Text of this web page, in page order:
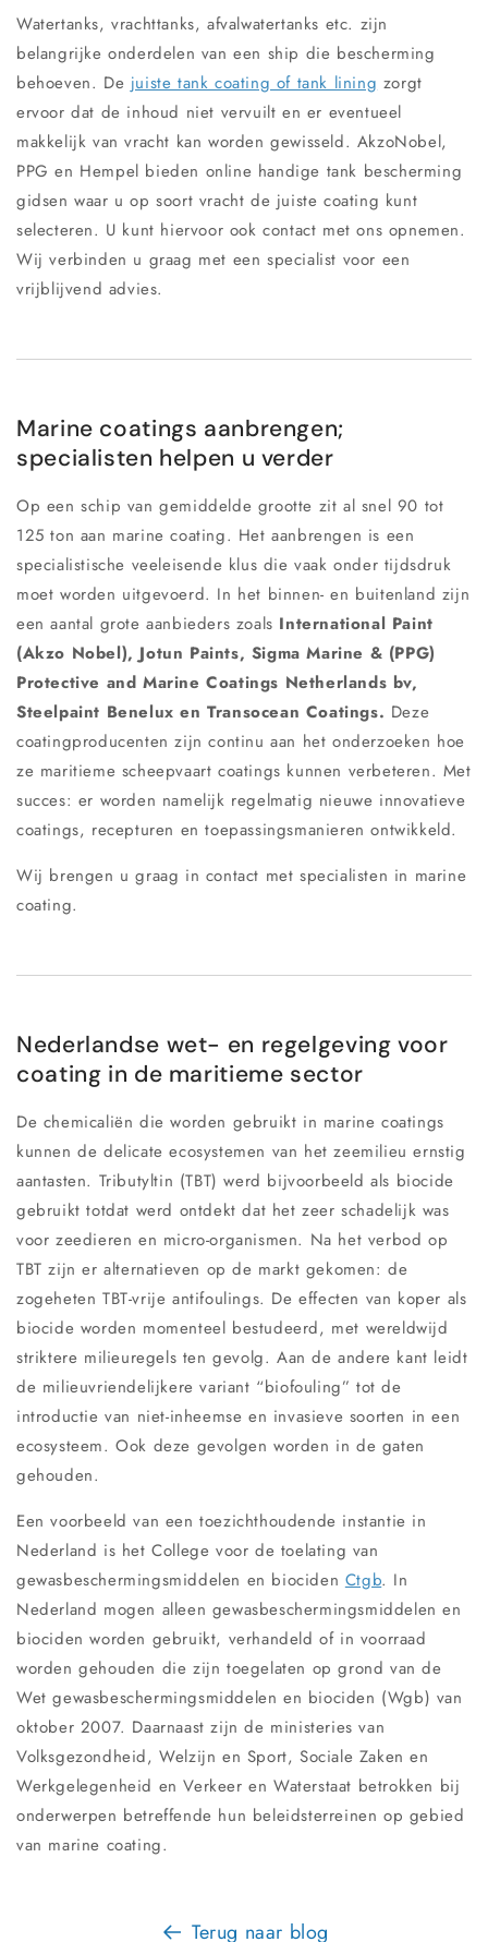
Watertanks, vrachttanks, afvalwatertanks etc. zijn
belangrijke onderdelen van een ship die bescherming
behoeven. De juiste tank coating of tank lining zorgt
ervoor dat de inhoud niet vervuilt en er eventueel
makkelijk van vracht kan worden gewisseld. AkzoNobel,
PPG en Hempel bieden online handige tank bescherming
gidsen waar u op soort vracht de juiste coating kunt
selecteren. U kunt hiervoor ook contact met ons opnemen.
Wij verbinden u graag met een specialist voor een
vrijblijvend advies.
Marine coatings aanbrengen;
specialisten helpen u verder
Op een schip van gemiddelde grootte zit al snel 90 tot
125 ton aan marine coating. Het aanbrengen is een
specialistische veeleisende klus die vaak onder tijdsdruk
moet worden uitgevoerd. In het binnen- en buitenland zijn
een aantal grote aanbieders zoals International Paint
(Akzo Nobel), Jotun Paints, Sigma Marine & (PPG)
Protective and Marine Coatings Netherlands bv,
Steelpaint Benelux en Transocean Coatings. Deze
coatingproducenten zijn continu aan het onderzoeken hoe
ze maritieme scheepvaart coatings kunnen verbeteren. Met
succes: er worden namelijk regelmatig nieuwe innovatieve
coatings, recepturen en toepassingsmanieren ontwikkeld.
Wij brengen u graag in contact met specialisten in marine
coating.
Nederlandse wet- en regelgeving voor
coating in de maritieme sector
De chemicaliën die worden gebruikt in marine coatings
kunnen de delicate ecosystemen van het zeemilieu ernstig
aantasten. Tributyltin (TBT) werd bijvoorbeeld als biocide
gebruikt totdat werd ontdekt dat het zeer schadelijk was
voor zeedieren en micro-organismen. Na het verbod op
TBT zijn er alternatieven op de markt gekomen: de
zogeheten TBT-vrije antifoulings. De effecten van koper als
biocide worden momenteel bestudeerd, met wereldwijd
striktere milieuregels ten gevolg. Aan de andere kant leidt
de milieuvriendelijkere variant “biofouling” tot de
introductie van niet-inheemse en invasieve soorten in een
ecosysteem. Ook deze gevolgen worden in de gaten
gehouden.
Een voorbeeld van een toezichthoudende instantie in
Nederland is het College voor de toelating van
gewasbeschermingsmiddelen en biociden Ctgb. In
Nederland mogen alleen gewasbeschermingsmiddelen en
biociden worden gebruikt, verhandeld of in voorraad
worden gehouden die zijn toegelaten op grond van de
Wet gewasbeschermingsmiddelen en biociden (Wgb) van
oktober 2007. Daarnaast zijn de ministeries van
Volksgezondheid, Welzijn en Sport, Sociale Zaken en
Werkgelegenheid en Verkeer en Waterstaat betrokken bij
onderwerpen betreffende hun beleidsterreinen op gebied
van marine coating.
Terug naar blog